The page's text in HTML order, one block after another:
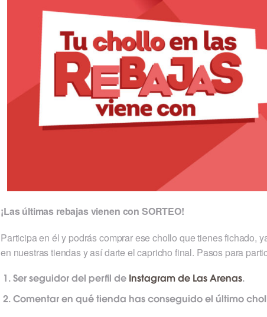
¡Las últimas rebajas vienen con SORTEO!
Participa en él y podrás comprar ese chollo que tienes fichado,
en nuestras tiendas y así darte el capricho final. Pasos para
Ser seguidor del perfil de Instagram de Las Arenas.
Comentar en qué tienda has conseguido el último